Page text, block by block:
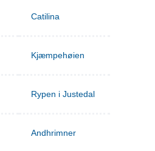
Catilina
Kjæmpehøien
Rypen i Justedal
Andhrimner